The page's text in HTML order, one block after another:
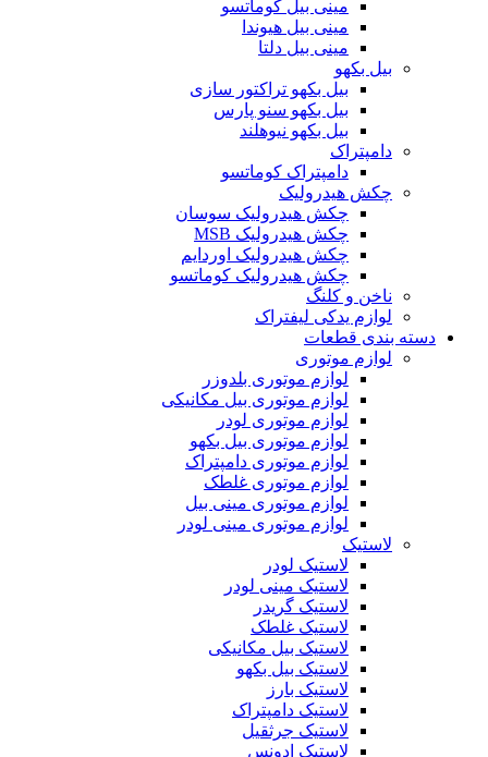
مینی بیل کوماتسو
مینی بیل هیوندا
مینی بیل دلتا
بیل بکهو
بیل بکهو تراکتور سازی
بیل بکهو سنو پارس
بیل بکهو نیوهلند
دامپتراک
دامپتراک کوماتسو
چکش هیدرولیک
چکش هیدرولیک سوسان
چکش هیدرولیک MSB
چکش هیدرولیک اوردایم
چکش هیدرولیک کوماتسو
ناخن و کلنگ
لوازم یدکی لیفتراک
دسته بندی قطعات
لوازم موتوری
لوازم موتوری بلدوزر
لوازم موتوری بیل مکانیکی
لوازم موتوری لودر
لوازم موتوری بیل بکهو
لوازم موتوری دامپتراک
لوازم موتوری غلطک
لوازم موتوری مینی بیل
لوازم موتوری مینی لودر
لاستیک
لاستیک لودر
لاستیک مینی لودر
لاستیک گریدر
لاستیک غلطک
لاستیک بیل مکانیکی
لاستیک بیل بکهو
لاستیک بارز
لاستیک دامپتراک
لاستیک جرثقیل
لاستیک ادونس